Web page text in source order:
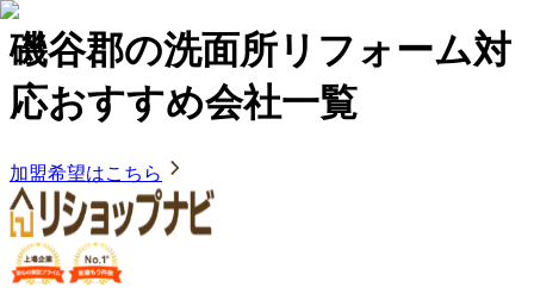
磯谷郡の洗面所リフォーム対
応おすすめ会社一覧
加盟希望はこちら